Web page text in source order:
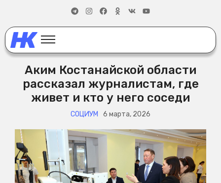
Аким Костанайской области
рассказал журналистам, где
живет и кто у него соседи
СОЦИУМ 6 марта, 2026